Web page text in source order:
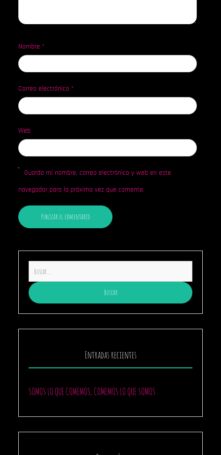
Nombre *
Correo electrónico *
Web
Guarda mi nombre, correo electrónico y web en este
navegador para la próxima vez que comente.
Entradas recientes
SOMOS LO QUE COMEMOS, COMEMOS LO QUE SOMOS